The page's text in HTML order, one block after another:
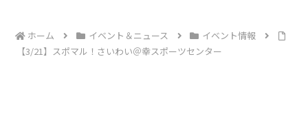
ホーム イベント＆ニュース
イベント情報
【3/21】スポマル！さいわい＠幸スポーツセンター